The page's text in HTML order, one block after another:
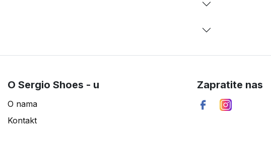
O Sergio Shoes - u
O nama
Kontakt
Zapratite nas